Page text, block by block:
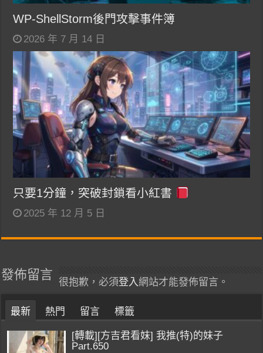
WP-ShellStorm後門攻擊事件簿
2026 年 7 月 14 日
只要1分鐘，突破封鎖看小紅書
2025 年 12 月 5 日
發佈留言
很抱歉，必須登入網站才能發佈留言。
最新 熱門 留言 標籤
[轉載][方吉君看妹] 我推(特)的妹子
Part.650